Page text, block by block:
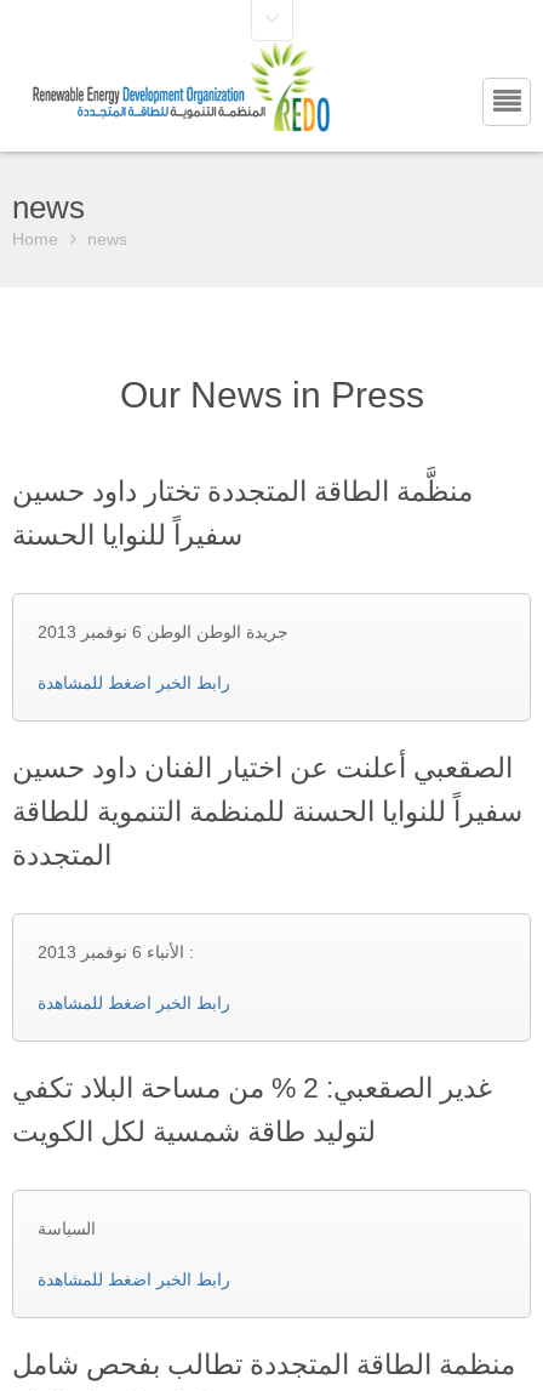
news
Home news
Our News in Press
منظَّمة الطاقة المتجددة تختار داود حسين
سفيراً للنوايا الحسنة
جريدة الوطن الوطن 6 نوفمبر 2013
رابط الخبر اضغط للمشاهدة
الصقعبي أعلنت عن اختيار الفنان داود حسين
سفيراً للنوايا الحسنة للمنظمة التنموية للطاقة
المتجددة
الأنباء 6 نوفمبر 2013 :
رابط الخبر اضغط للمشاهدة
غدير الصقعبي: 2 % من مساحة البلاد تكفي
لتوليد طاقة شمسية لكل الكويت
السياسة
رابط الخبر اضغط للمشاهدة
منظمة الطاقة المتجددة تطالب بفحص شامل